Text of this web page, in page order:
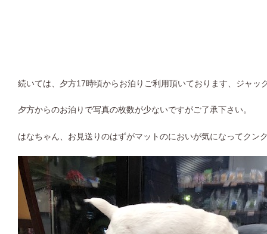
続いては、夕方17時頃からお泊りご利用頂いております、ジャッ
夕方からのお泊りで写真の枚数が少ないですがご了承下さい。
はなちゃん、お見送りのはずがマットのにおいが気になってクン